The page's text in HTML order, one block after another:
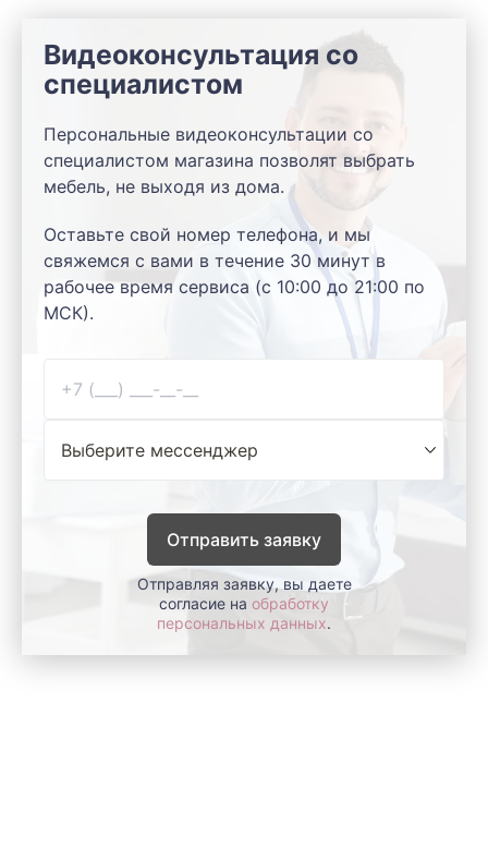
Видеоконсультация со
специалистом
Персональные видеоконсультации со
специалистом магазина позволят выбрать
мебель, не выходя из дома.
Оставьте свой номер телефона, и мы
свяжемся с вами в течение 30 минут в
рабочее время сервиса (с 10:00 до 21:00 по
МСК).
Отправить заявку
Отправляя заявку, вы даете
согласие на обработку
персональных данных.